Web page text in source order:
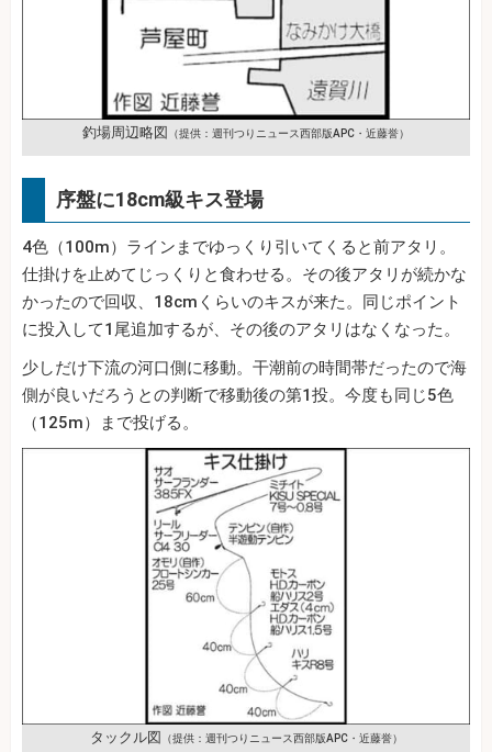
釣場周辺略図 （提供：週刊つりニュース西部版APC・近藤誉）
序盤に18cm級キス登場
4色（100m）ラインまでゆっくり引いてくると前アタリ。
仕掛けを止めてじっくりと食わせる。その後アタリが続かな
かったので回収、18cmくらいのキスが来た。同じポイント
に投入して1尾追加するが、その後のアタリはなくなった。
少しだけ下流の河口側に移動。干潮前の時間帯だったので海
側が良いだろうとの判断で移動後の第1投。今度も同じ5色
（125m）まで投げる。
タックル図 （提供：週刊つりニュース西部版APC・近藤誉）